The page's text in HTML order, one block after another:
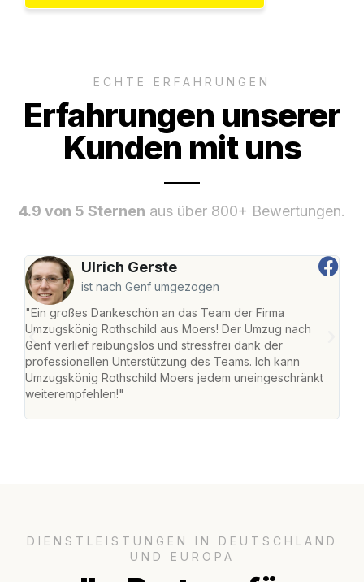
ECHTE ERFAHRUNGEN
Erfahrungen unserer
Kunden mit uns
4.9 von 5 Sternen aus über 800+ Bewertungen.
Ulrich Gerste
ist nach Genf umgezogen
"Ein großes Dankeschön an das Team der Firma
Umzugskönig Rothschild aus Moers! Der Umzug nach
Genf verlief reibungslos und stressfrei dank der
professionellen Unterstützung des Teams. Ich kann
Umzugskönig Rothschild Moers jedem uneingeschränkt
weiterempfehlen!"
DIENSTLEISTUNGEN IN DEUTSCHLAND
UND EUROPA